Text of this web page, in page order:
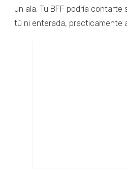
un ala. Tu BFF podría
tú ni enterada, practicamente